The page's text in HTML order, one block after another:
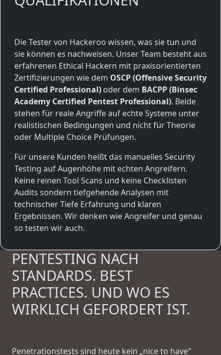
Die Tester von Hackeroo wissen, was sie tun und
sie können es nachweisen. Unser Team besteht aus
erfahrenen Ethical Hackern mit praxisorientierten
Zertifizierungen wie dem OSCP (Offensive Security
Certified Professional) oder dem BACPP (Binsec
Academy Certified Pentest Professional). Beide
stehen für reale Angriffe auf echte Systeme unter
realistischen Bedingungen und nicht für Theorie
oder Multiple Choice Prüfungen.
Für unsere Kunden heißt das manuelles Security
Testing auf Augenhöhe mit echten Angreifern.
Keine reinen Tool Scans und keine Checklisten
Audits sondern tiefgehende Analysen mit
technischer Tiefe Erfahrung und klaren
Ergebnissen. Wir denken wie Angreifer und genau
so testen wir auch.
PENTESTING NACH
STANDARDS. BEST
PRACTICES. UND WO ES
WIRKLICH GEFORDERT IST.
Penetrationstests sind heute kein „nice to have“